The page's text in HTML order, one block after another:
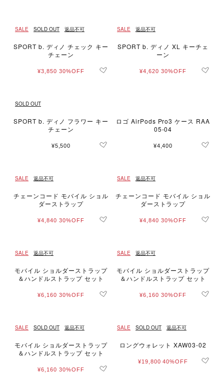
SALE SOLD OUT 返品不可
SPORT b. ディノ チェック キー
チェーン
¥3,850 30%OFF
SALE 返品不可
SPORT b. ディノ XL キーチェ
ーン
¥4,620 30%OFF
SOLD OUT
SPORT b. ディノ フラワー キー
チェーン
¥5,500
ロゴ AirPods Pro3 ケース RAA
05-04
¥4,400
SALE 返品不可
チェーンコード モバイル ショル
ダーストラップ
¥4,840 30%OFF
SALE 返品不可
チェーンコード モバイル ショル
ダーストラップ
¥4,840 30%OFF
SALE 返品不可
モバイル ショルダーストラップ
＆ハンドルストラップ セット
¥6,160 30%OFF
SALE 返品不可
モバイル ショルダーストラップ
＆ハンドルストラップ セット
¥6,160 30%OFF
SALE SOLD OUT 返品不可
モバイル ショルダーストラップ
＆ハンドルストラップ セット
¥6,160 30%OFF
SALE SOLD OUT 返品不可
ロングウォレット XAW03-02
¥19,800 40%OFF